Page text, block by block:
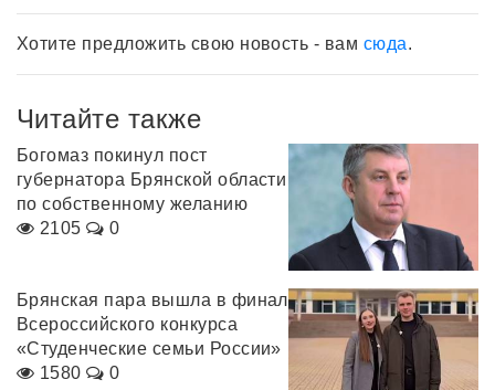
Хотите предложить свою новость - вам сюда.
Читайте также
Богомаз покинул пост
губернатора Брянской области
по собственному желанию
2105
0
Брянская пара вышла в финал
Всероссийского конкурса
«Студенческие семьи России»
1580
0